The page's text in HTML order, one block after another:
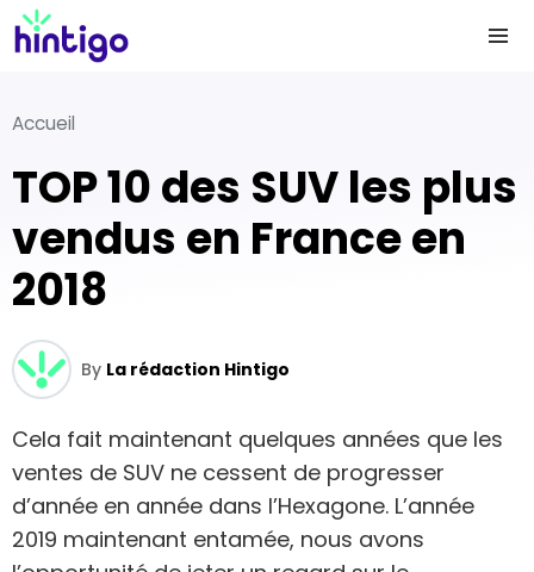
Accueil
TOP 10 des SUV les plus
vendus en France en
2018
By La rédaction Hintigo
Cela fait maintenant quelques années que les
ventes de SUV ne cessent de progresser
d’année en année dans l’Hexagone. L’année
2019 maintenant entamée, nous avons